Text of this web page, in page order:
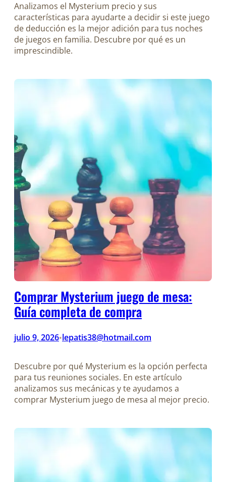
Analizamos el Mysterium precio y sus
características para ayudarte a decidir si este juego
de deducción es la mejor adición para tus noches
de juegos en familia. Descubre por qué es un
imprescindible.
Comprar Mysterium juego de mesa:
Guía completa de compra
julio 9, 2026•lepatis38@hotmail.com
Descubre por qué Mysterium es la opción perfecta
para tus reuniones sociales. En este artículo
analizamos sus mecánicas y te ayudamos a
comprar Mysterium juego de mesa al mejor precio.